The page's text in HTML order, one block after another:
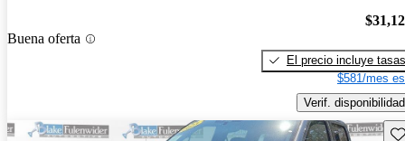
Buena oferta
El precio incluye tasas
$581/mes
Verif. disponibilidad